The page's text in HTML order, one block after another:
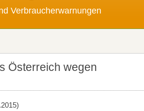
Verbraucherwarnungen
Österreich wegen